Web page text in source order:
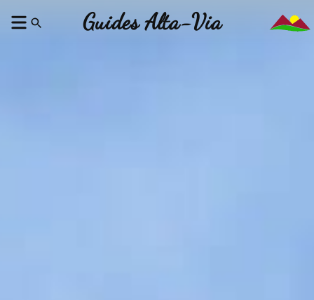
Guides Alta-Via